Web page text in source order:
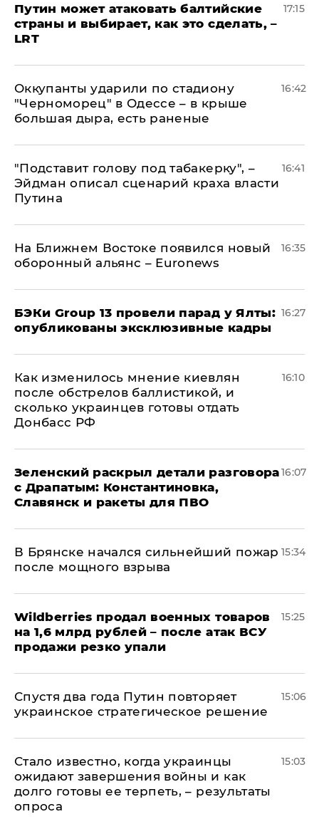
Путин может атаковать балтийские
страны и выбирает, как это сделать, –
LRT
17:15
Оккупанты ударили по стадиону
"Черноморец" в Одессе – в крыше
большая дыра, есть раненые
16:42
​"Подставит голову под табакерку", –
Эйдман описал сценарий краха власти
Путина
16:41
На Ближнем Востоке появился новый
оборонный альянс – Euronews
16:35
​БЭКи Group 13 провели парад у Ялты:
опубликованы эксклюзивные кадры
16:27
Как изменилось мнение киевлян
после обстрелов баллистикой, и
сколько украинцев готовы отдать
Донбасс РФ
16:10
​Зеленский раскрыл детали разговора
с Драпатым: Константиновка,
Славянск и ракеты для ПВО
16:07
В Брянске начался сильнейший пожар
после мощного взрыва
15:34
​Wildberries продал военных товаров
на 1,6 млрд рублей – после атак ВСУ
продажи резко упали
15:25
Спустя два года Путин повторяет
украинское стратегическое решение
15:06
Стало известно, когда украинцы
ожидают завершения войны и как
долго готовы ее терпеть, – результаты
опроса
15:03